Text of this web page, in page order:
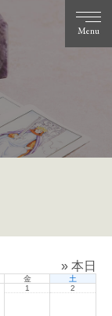
Menu
» 本日
金
土
1
2